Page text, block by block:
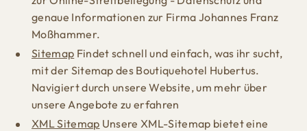
genaue Informationen zur Firma Johannes Franz
Moßhammer.
Sitemap Findet schnell und einfach, was ihr sucht,
mit der Sitemap des Boutiquehotel Hubertus.
Navigiert durch unsere Website, um mehr über
unsere Angebote zu erfahren
XML Sitemap Unsere XML-Sitemap bietet eine